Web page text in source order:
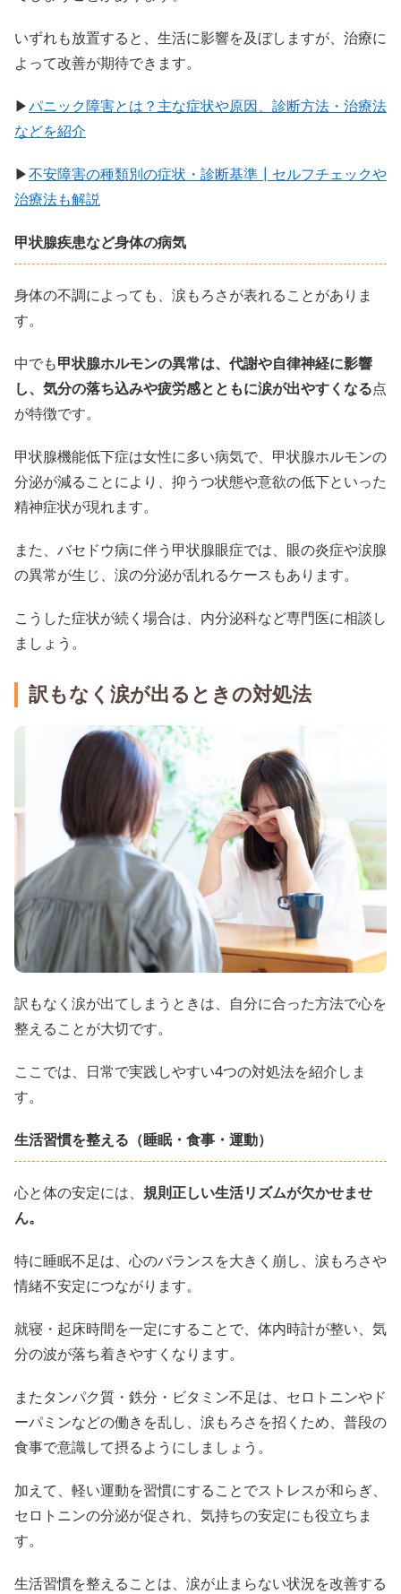
いずれも放置すると、生活に影響を及ぼしますが、治療に
よって改善が期待できます。
▶パニック障害とは？主な症状や原因、診断方法・治療法
などを紹介
▶不安障害の種類別の症状・診断基準┃セルフチェックや
治療法も解説
甲状腺疾患など身体の病気
身体の不調によっても、涙もろさが表れることがありま
す。
中でも甲状腺ホルモンの異常は、代謝や自律神経に影響
し、気分の落ち込みや疲労感とともに涙が出やすくなる点
が特徴です。
甲状腺機能低下症は女性に多い病気で、甲状腺ホルモンの
分泌が減ることにより、抑うつ状態や意欲の低下といった
精神症状が現れます。
また、バセドウ病に伴う甲状腺眼症では、眼の炎症や涙腺
の異常が生じ、涙の分泌が乱れるケースもあります。
こうした症状が続く場合は、内分泌科など専門医に相談し
ましょう。
訳もなく涙が出るときの対処法
訳もなく涙が出てしまうときは、自分に合った方法で心を
整えることが大切です。
ここでは、日常で実践しやすい4つの対処法を紹介しま
す。
生活習慣を整える（睡眠・食事・運動）
心と体の安定には、 規則正しい生活リズムが欠かせませ
ん。
特に睡眠不足は、心のバランスを大きく崩し、涙もろさや
情緒不安定につながります。
就寝・起床時間を一定にすることで、体内時計が整い、気
分の波が落ち着きやすくなります。
またタンパク質・鉄分・ビタミン不足は、セロトニンやド
ーパミンなどの働きを乱し、涙もろさを招くため、普段の
食事で意識して摂るようにしましょう。
加えて、軽い運動を習慣にすることでストレスが和らぎ、
セロトニンの分泌が促され、気持ちの安定にも役立ちま
す。
生活習慣を整えることは、涙が止まらない状況を改善する